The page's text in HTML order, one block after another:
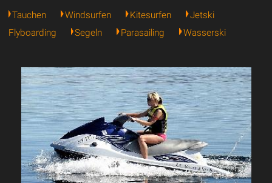
Tauchen Windsurfen Kitesurfen
Jetski
Flyboarding
Segeln Parasailing Wasserski